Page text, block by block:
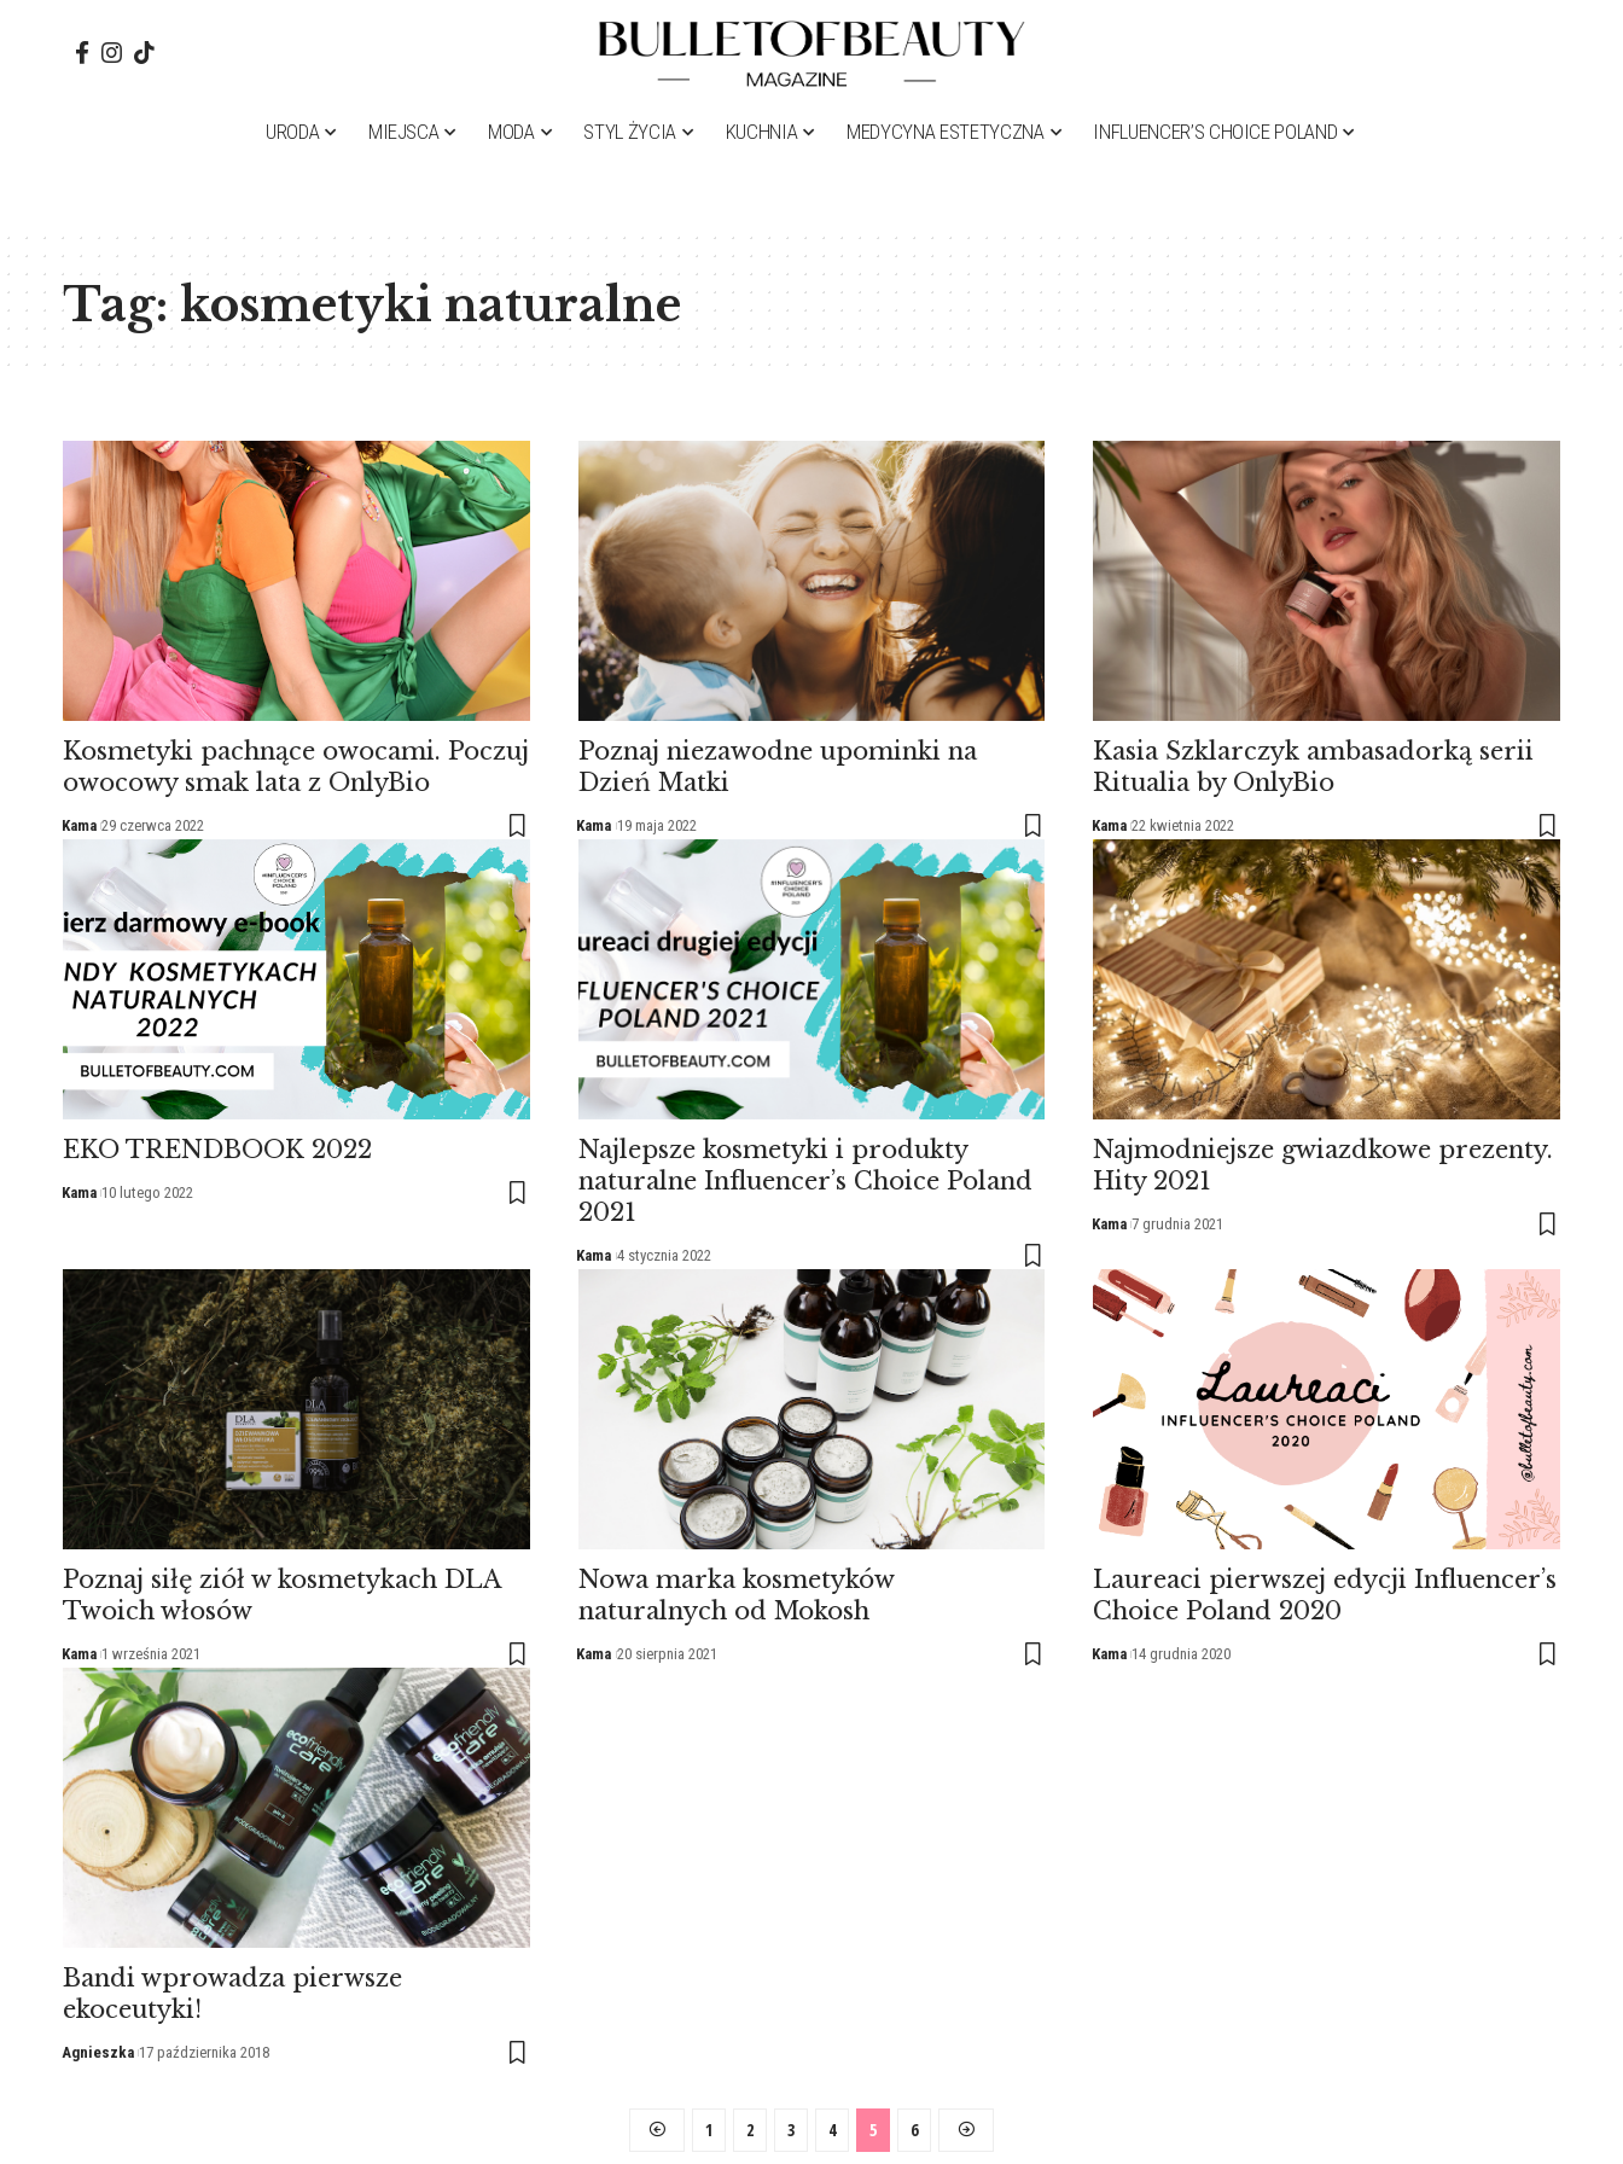
URODA MIEJSCA MODA STYL ŻYCIA KUCHNIA MEDYCYNA ESTETYCZNA INFLUENCER’S CHOICE POLAND
Tag:kosmetyki naturalne
Kosmetyki pachnące owocami. Poczuj
owocowy smak lata z OnlyBio
Kama 29 czerwca 2022
Poznaj niezawodne upominki na
Dzień Matki
Kama 19 maja 2022
Kasia Szklarczyk ambasadorką serii
Ritualia by OnlyBio
Kama 22 kwietnia 2022
EKO TRENDBOOK 2022
Kama 10 lutego 2022
Najlepsze kosmetyki i produkty
naturalne Influencer’s Choice Poland
2021
Kama 4 stycznia 2022
Najmodniejsze gwiazdkowe prezenty.
Hity 2021
Kama 7 grudnia 2021
Poznaj siłę ziół w kosmetykach DLA
Twoich włosów
Kama 1 września 2021
Nowa marka kosmetyków
naturalnych od Mokosh
Kama 20 sierpnia 2021
Laureaci pierwszej edycji Influencer’s
Choice Poland 2020
Kama 14 grudnia 2020
Bandi wprowadza pierwsze
ekoceutyki!
Agnieszka 17 października 2018
1 2 3 4 5 6